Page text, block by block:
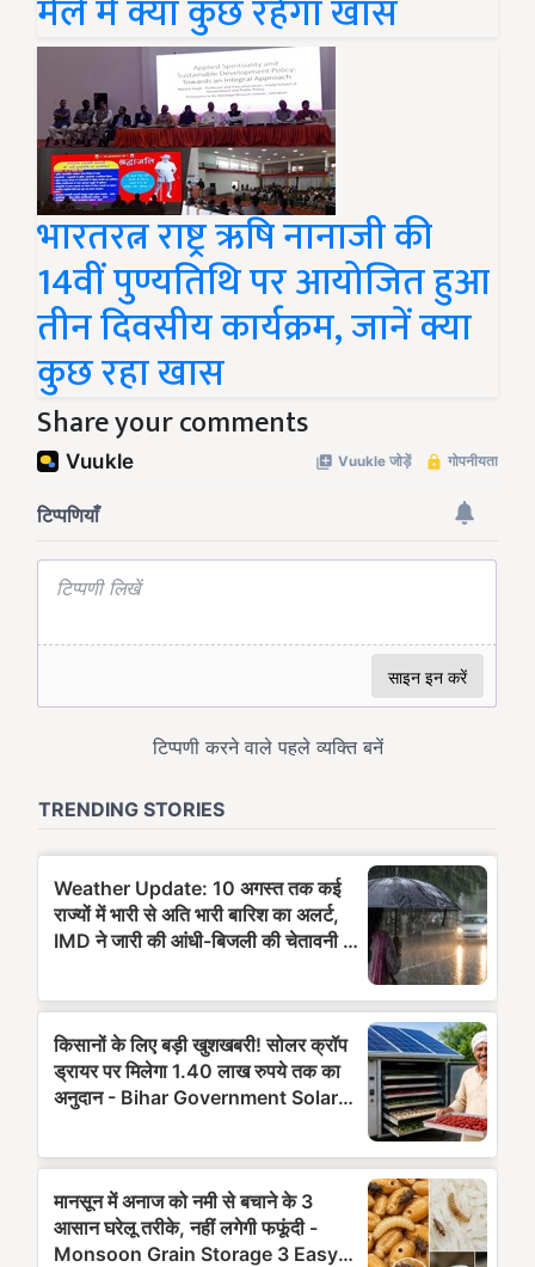
मेले में क्या कुछ रहेगा खास
भारतरत्न राष्ट्र ऋषि नानाजी की
14वीं पुण्यतिथि पर आयोजित हुआ
तीन दिवसीय कार्यक्रम, जानें क्या
कुछ रहा खास
Share your comments